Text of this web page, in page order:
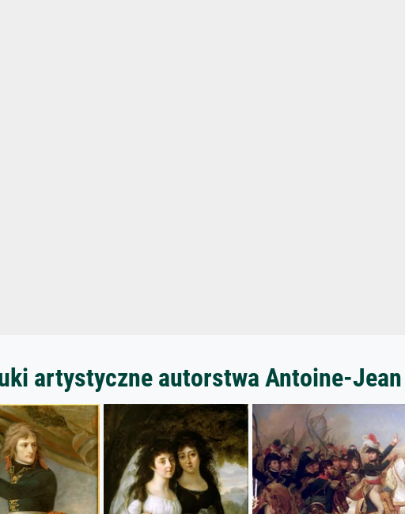
artystyczne autorstwa Antoine-Jean